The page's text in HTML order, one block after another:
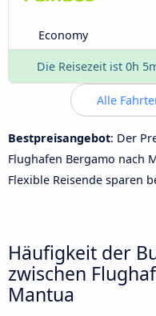
Economy
Die Reisezeit ist 0h
Alle
Bestpreisangebot: Der
Flughafen Bergamo nach
Flexible Reisende sparen
Häufigkeit der
zwischen
Mantua